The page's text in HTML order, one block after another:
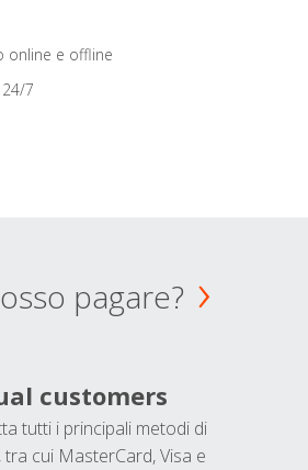
online e offline
7
pagare?
customers
tutti i principali metodi di
cui MasterCard, Visa e